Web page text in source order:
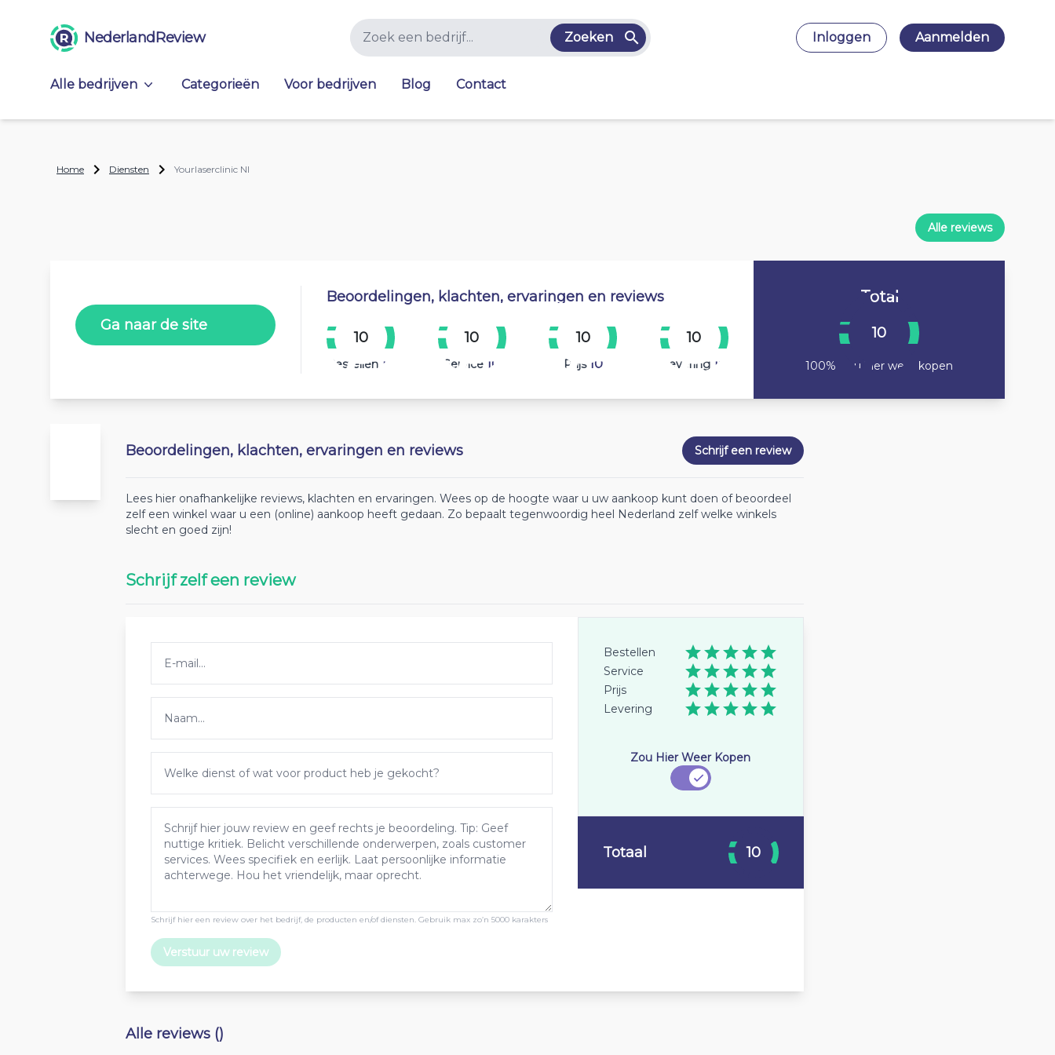
NederlandReview Zoeken Inloggen Aanmelden
Alle bedrijven Categorieën Voor bedrijven Blog Contact
Home Diensten Yourlaserclinic Nl
Alle reviews
Ga naar de site
Beoordelingen, klachten, ervaringen en reviews
10
Bestellen 10
10
Service 10
10
Prijs 10
10
Levering 10
Total
10
100% Zou hier weer kopen
Beoordelingen, klachten, ervaringen en reviews Schrijf een review
Lees hier onafhankelijke reviews, klachten en ervaringen. Wees op de hoogte waar u uw aankoop kunt doen of beoordeel
zelf een winkel waar u een (online) aankoop heeft gedaan. Zo bepaalt tegenwoordig heel Nederland zelf welke winkels
slecht en goed zijn!
Schrijf zelf een review
Schrijf hier een review over het bedrijf, de producten en/of diensten. Gebruik max zo’n 5000 karakters
Verstuur uw review
Bestellen
Service
Prijs
Levering
Zou Hier Weer Kopen
Totaal 10
Alle reviews ()